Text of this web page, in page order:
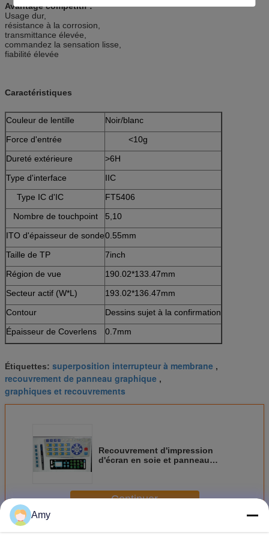
Avantage compétitif :
Usage dur,
résistance à la corrosion,
transmittance élevée,
commandez la sensation lisse,
fiabilité élevée
Caractéristiques
Couleur de lentille
Noir/blanc
Force d'entrée
<10g
Dureté extérieure
>6H
Type d'interface
IIC
Type IC d'IC
FT5406
Nombre de touchpoint
5,10
ITO d'épaisseur de sonde0.55mm
Taille de TP
7inch
Région de vue
190.02*133.47mm
Secteur actif (W*L)
193.02*136.47mm
Contour
Dessins sujet à la confirmation
Épaisseur de Coverlens
0.7mm
Étiquettes: superposition interrupteur à membrane ,
recouvrement de panneau graphique ,
graphiques et recouvrements
Recouvrement d'impression
d'écran en soie et panneau
Continuer
PlusRecouvrement graphique
Amy